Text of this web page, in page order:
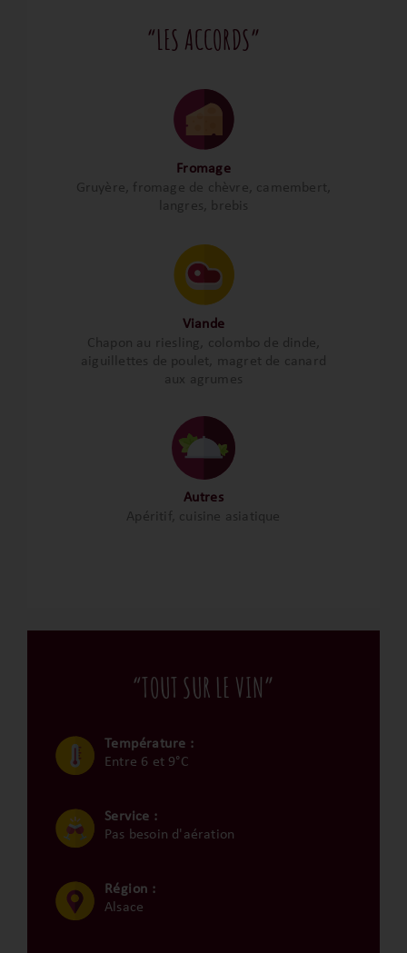
“LES ACCORDS”
Fromage
Gruyère, fromage de chèvre, camembert,
langres, brebis
Viande
Chapon au riesling, colombo de dinde,
aiguillettes de poulet, magret de canard
aux agrumes
Autres
Apéritif, cuisine asiatique
“TOUT SUR LE VIN”
Température :
Entre 6 et 9°C
Service :
Pas besoin d'aération
Région :
Alsace